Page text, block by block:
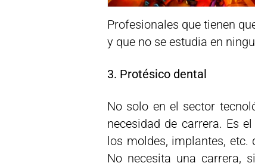
Profesionales que tienen
y que no se estudia en
3. Protésico dental
No solo en el sector
necesidad de carrera. Es
los moldes, implantes,
No necesita una carrera,